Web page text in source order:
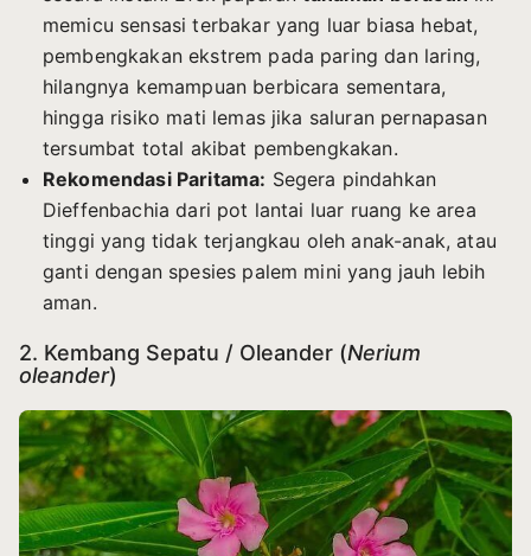
memicu sensasi terbakar yang luar biasa hebat,
pembengkakan ekstrem pada paring dan laring,
hilangnya kemampuan berbicara sementara,
hingga risiko mati lemas jika saluran pernapasan
tersumbat total akibat pembengkakan.
Rekomendasi Paritama: Segera pindahkan
Dieffenbachia dari pot lantai luar ruang ke area
tinggi yang tidak terjangkau oleh anak-anak, atau
ganti dengan spesies palem mini yang jauh lebih
aman.
2. Kembang Sepatu / Oleander (Nerium
oleander)